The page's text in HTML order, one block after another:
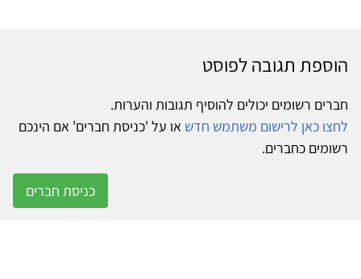
הוספת תגובה לפוסט
חברים רשומים יכולים להוסיף תגובות והערות.
לחצו כאן לרישום משתמש חדש או על 'כניסת חברים' אם הינכם
רשומים כחברים.
כניסת חברים